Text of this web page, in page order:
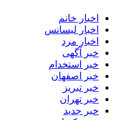
اخبار خانم
اخبار لیسانس
اخبار مرد
خبر آگهی
خبر استخدام
خبر اصفهان
خبر تبریز
خبر تهران
خبر جدید